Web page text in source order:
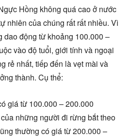
Hồng không quá cao ở nước
nhiên của chúng rất rất nhiều. Vì
dao động từ khoảng 100.000 –
vào độ tuổi, giới tính và ngoại
rẻ nhất, tiếp đến là vẹt mài và
thành. Cụ thể:
giá từ 100.000 – 200.000
những người đi rừng bắt theo
thường có giá từ 200.000 –